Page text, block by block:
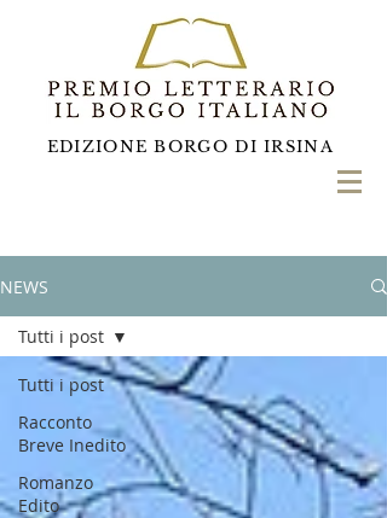
EDIZIONE BORGO DI IRSINA
NEWS
Tutti i post
Racconto
Breve Inedito
Romanzo
Edito
Tutti i post